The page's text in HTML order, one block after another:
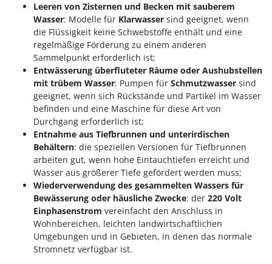
Leeren von Zisternen und Becken mit sauberem
Wasser: Modelle für Klarwasser sind geeignet, wenn
die Flüssigkeit keine Schwebstoffe enthält und eine
regelmäßige Förderung zu einem anderen
Sammelpunkt erforderlich ist;
Entwässerung überfluteter Räume oder Aushubstellen
mit trübem Wasser: Pumpen für Schmutzwasser sind
geeignet, wenn sich Rückstände und Partikel im Wasser
befinden und eine Maschine für diese Art von
Durchgang erforderlich ist;
Entnahme aus Tiefbrunnen und unterirdischen
Behältern: die speziellen Versionen für Tiefbrunnen
arbeiten gut, wenn hohe Eintauchtiefen erreicht und
Wasser aus größerer Tiefe gefördert werden muss;
Wiederverwendung des gesammelten Wassers für
Bewässerung oder häusliche Zwecke: der 220 Volt
Einphasenstrom vereinfacht den Anschluss in
Wohnbereichen, leichten landwirtschaftlichen
Umgebungen und in Gebieten, in denen das normale
Stromnetz verfügbar ist.